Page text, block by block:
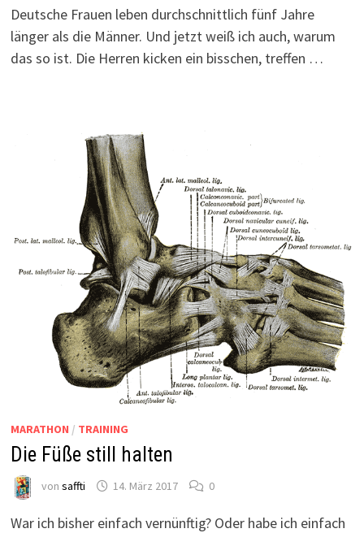
Deutsche Frauen leben durchschnittlich fünf Jahre
länger als die Männer. Und jetzt weiß ich auch, warum
das so ist. Die Herren kicken ein bisschen, treffen …
MARATHON / TRAINING
Die Füße still halten
von saffti 14. März 2017 0
War ich bisher einfach vernünftig? Oder habe ich einfach